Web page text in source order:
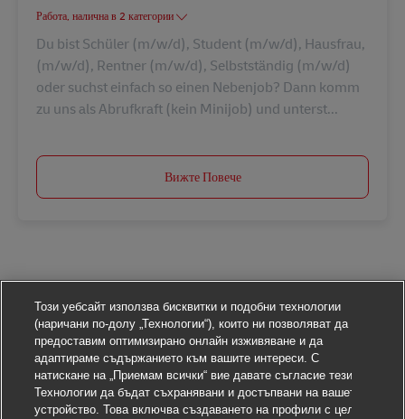
Работа, налична в 2 категории
Du bist Schüler (m/w/d), Student (m/w/d), Hausfrau,
(m/w/d), Rentner (m/w/d), Selbstständig (m/w/d)
oder suchst einfach so einen Nebenjob? Dann komm
zu uns als Abrufkraft (kein Minijob) und unterst...
Вижте Повече
Този уебсайт използва бисквитки и подобни технологии
(наричани по-долу „Технологии“), които ни позволяват да
предоставим оптимизирано онлайн изживяване и да
адаптираме съдържанието към вашите интереси. С
натискане на „Приемам всички“ вие давате съгласие тези
Технологии да бъдат съхранявани и достъпвани на вашето
устройство. Това включва създаването на профили с цел